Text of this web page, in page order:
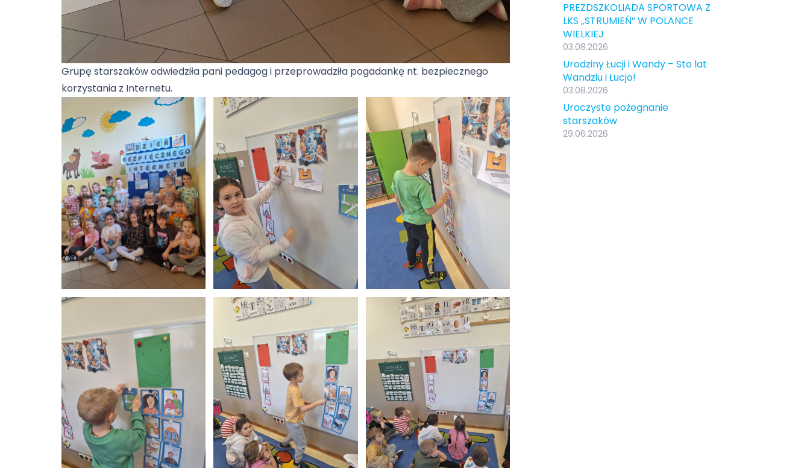
Grupę starszaków odwiedziła pani pedagog i przeprowadziła pogadankę nt. bezpiecznego
korzystania z Internetu.
PREZDSZKOLIADA SPORTOWA Z
LKS „STRUMIEŃ” W POLANCE
WIELKIEJ
03.08.2026
Urodziny Łucji i Wandy – Sto lat
Wandziu i Łucjo!
03.08.2026
Uroczyste pożegnanie
starszaków
29.06.2026